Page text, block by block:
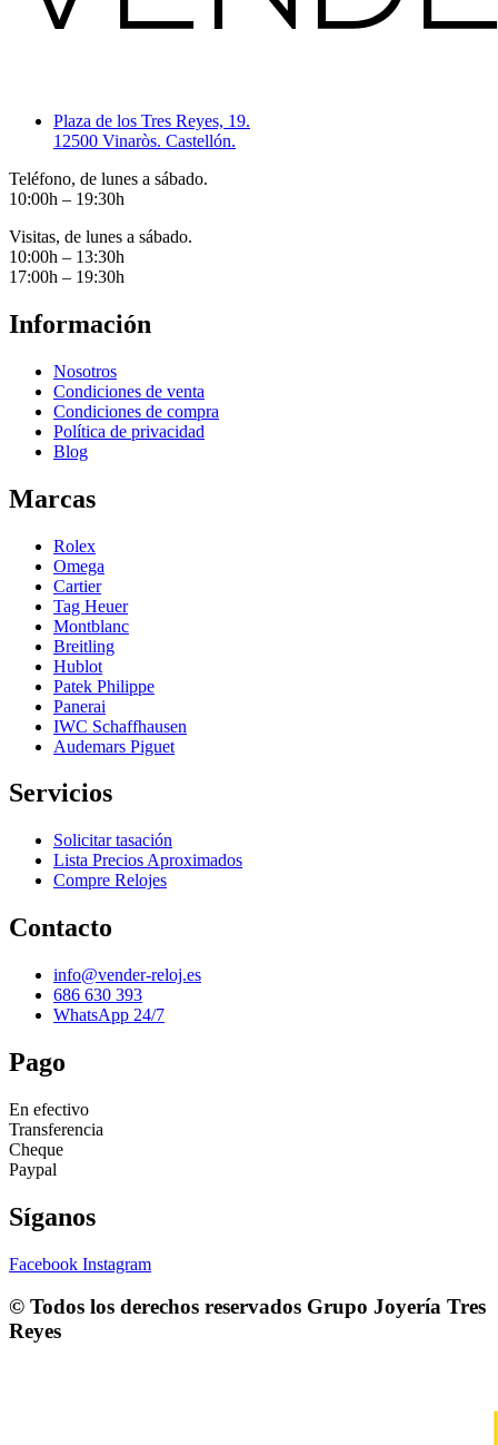
Plaza de los Tres Reyes, 19.
12500 Vinaròs. Castellón.
Teléfono, de lunes a sábado.
10:00h – 19:30h
Visitas, de lunes a sábado.
10:00h – 13:30h
17:00h – 19:30h
Información
Nosotros
Condiciones de venta
Condiciones de compra
Política de privacidad
Blog
Marcas
Rolex
Omega
Cartier
Tag Heuer
Montblanc
Breitling
Hublot
Patek Philippe
Panerai
IWC Schaffhausen
Audemars Piguet
Servicios
Solicitar tasación
Lista Precios Aproximados
Compre Relojes
Contacto
info@vender-reloj.es
686 630 393
WhatsApp 24/7
Pago
En efectivo
Transferencia
Cheque
Paypal
Síganos
Facebook Instagram
© Todos los derechos reservados Grupo Joyería Tres
Reyes